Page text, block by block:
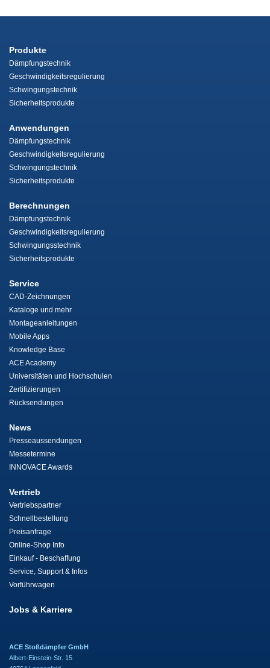
Produkte
Dämpfungstechnik
Geschwindigkeitsregulierung
Schwingungstechnik
Sicherheitsprodukte
Anwendungen
Dämpfungstechnik
Geschwindigkeitsregulierung
Schwingungstechnik
Sicherheitsprodukte
Berechnungen
Dämpfungstechnik
Geschwindigkeitsregulierung
Schwingungsstechnik
Sicherheitsprodukte
Service
CAD-Zeichnungen
Kataloge und mehr
Montageanleitungen
Mobile Apps
Knowledge Base
ACE Academy
Universitäten und Hochschulen
Zertifizierungen
Rücksendungen
News
Presseaussendungen
Messetermine
INNOVACE Awards
Vertrieb
Vertriebspartner
Schnellbestellung
Preisanfrage
Online-Shop Info
Einkauf - Beschaffung
Service, Support & Infos
Vorführwagen
Jobs & Karriere
ACE Stoßdämpfer GmbH
Albert-Einstein-Str. 15